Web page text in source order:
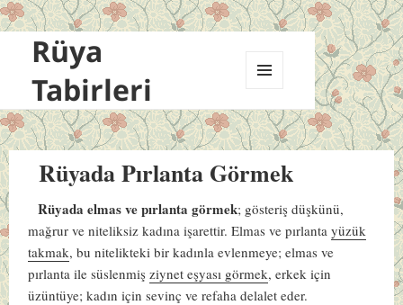
Rüya
Tabirleri
VE
BILEŞENLER
Rüyada Pırlanta Görmek
Rüyada elmas ve pırlanta görmek; gösteriş düşkünü,
mağrur ve niteliksiz kadına işarettir. Elmas ve pırlantayüzük
takmak, bu nitelikteki bir kadınla evlenmeye; elmas ve
pırlanta ile süslenmişziynet eşyası görmek, erkek için
üzüntüye; kadın için sevinç ve refaha delalet eder.